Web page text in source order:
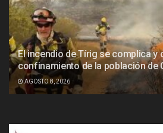
El incendio de Tírig se complica y
confinamiento de la población de
AGOSTO 8, 2026